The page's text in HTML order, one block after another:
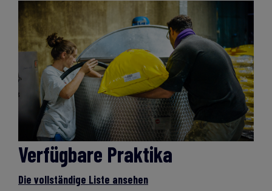
Verfügbare Praktika
Die vollständige Liste ansehen